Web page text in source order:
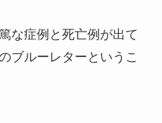
な症例と死亡例が出て
ブルーレターというこ